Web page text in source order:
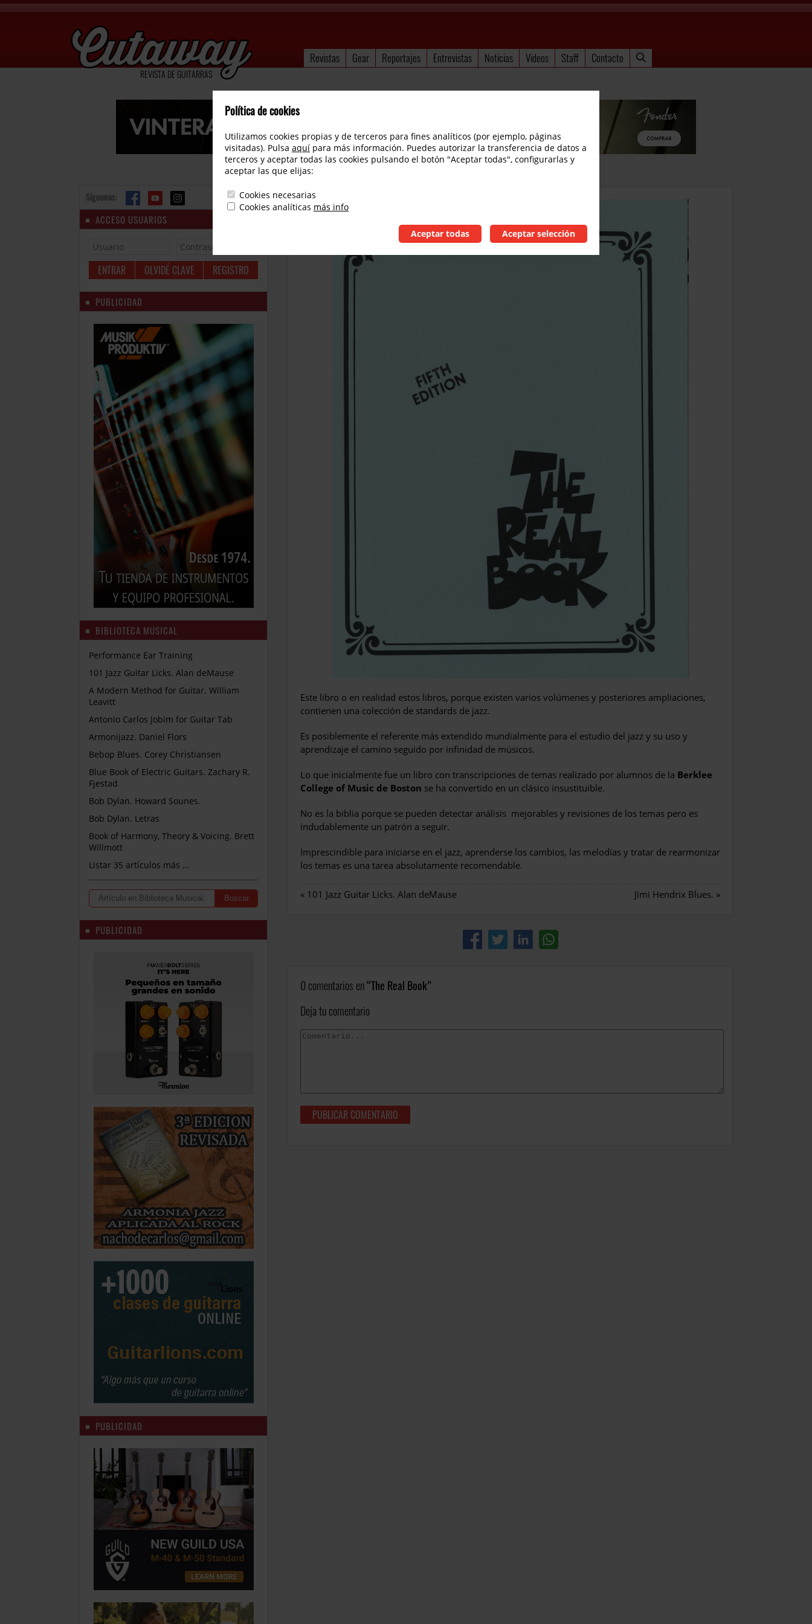
REVISTA DE GUITARRAS
Revistas Gear Reportajes Entrevistas Noticias Videos Staff Contacto
The Real Book
Este libro o en realidad estos libros, porque existen varios volúmenes y posteriores ampliaciones,
contienen una colección de standards de jazz.
Es posiblemente el referente más extendido mundialmente para el estudio del jazz y su uso y
aprendizaje el camino seguido por infinidad de músicos.
Lo que inicialmente fue un libro con transcripciones de temas realizado por alumnos de la Berklee
College of Music de Boston se ha convertido en un clásico insustituible.
No es la biblia porque se pueden detectar análisis mejorables y revisiones de los temas pero es
indudablemente un patrón a seguir.
Imprescindible para iniciarse en el jazz, aprenderse los cambios, las melodías y tratar de rearmonizar
los temas es una tarea absolutamente recomendable.
« 101 Jazz Guitar Licks. Alan deMause Jimi Hendrix Blues. »
0 comentarios en The Real Book
Deja tu comentario
Síguenos:
ACCESO USUARIOS
OLVIDÉ CLAVE REGISTRO
PUBLICIDAD
BIBLIOTECA MUSICAL
Performance Ear Training
101 Jazz Guitar Licks. Alan deMause
A Modern Method for Guitar. William
Leavitt
Antonio Carlos Jobim for Guitar Tab
Armonijazz. Daniel Flors
Bebop Blues. Corey Christiansen
Blue Book of Electric Guitars. Zachary R.
Fjestad
Bob Dylan. Howard Sounes.
Bob Dylan. Letras
Book of Harmony, Theory & Voicing. Brett
Willmott
Listar 35 artículos más …
PUBLICIDAD
PUBLICIDAD
Política de cookies
Utilizamos cookies propias y de terceros para fines analíticos (por ejemplo, páginas
visitadas). Pulsa aquí para más información. Puedes autorizar la transferencia de datos a
terceros y aceptar todas las cookies pulsando el botón "Aceptar todas", configurarlas y
aceptar las que elijas:
Cookies necesarias
Cookies analíticas más info
Aceptar todas Aceptar selección